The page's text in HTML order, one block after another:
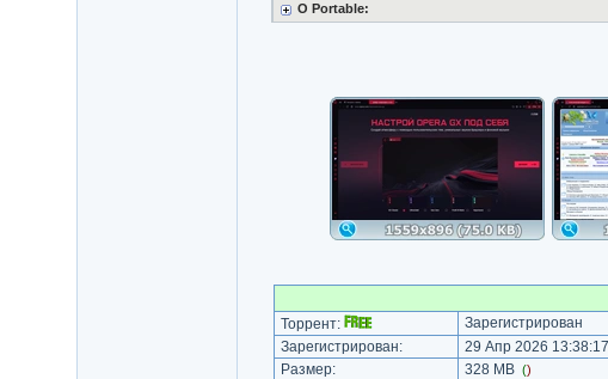
O Portable:
Торрент:
Зарегистрирован
Зарегистрирован:
29 Апр 2026 13:38:17
Размер:
328 MB ()